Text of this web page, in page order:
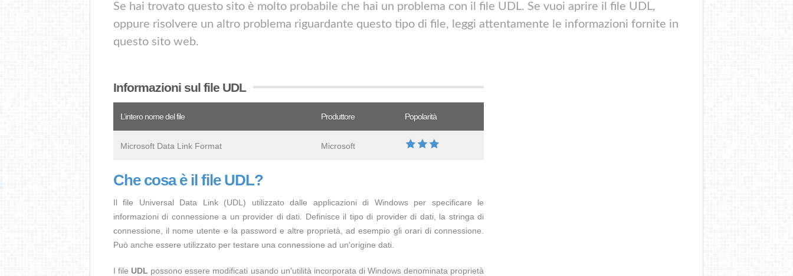
Se hai trovato questo sito è molto probabile che hai un problema con il file UDL. Se vuoi aprire il file UDL,
oppure risolvere un altro problema riguardante questo tipo di file, leggi attentamente le informazioni fornite in
questo sito web.
Informazioni sul file UDL
L’intero nome del file Produttore Popolarità
Microsoft Data Link Format Microsoft
Che cosa è il file UDL?
Il file Universal Data Link (UDL) utilizzato dalle applicazioni di Windows per specificare le
informazioni di connessione a un provider di dati. Definisce il tipo di provider di dati, la stringa di
connessione, il nome utente e la password e altre proprietà, ad esempio gli orari di connessione.
Può anche essere utilizzato per testare una connessione ad un'origine dati.
I file UDL possono essere modificati usando un'utilità incorporata di Windows denominata proprietà